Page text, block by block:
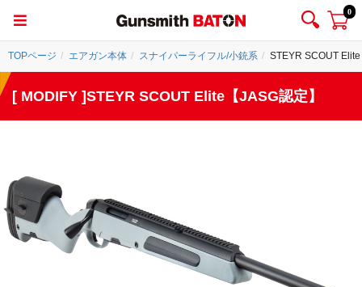
0
TOPページ エアガン本体 スナイパーライフル/小銃系 STEYR SCOUT
[ MODIFY ]STEYR SCOUT Elite【JASG認定】